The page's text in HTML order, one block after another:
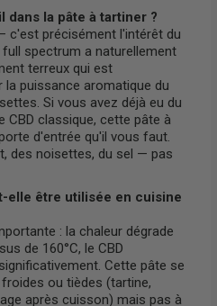
dans la pâte à tartiner ?
c'est précisément l'intérêt du
full spectrum a naturellement
terreux qui est
puissance aromatique du
Si vous avez déjà eu du
CBD classique, cette pâte à
d'entrée qu'il vous faut.
des noisettes, du sel — pas
elle être utilisée en cuisine
: la chaleur dégrade
de 160°C, le CBD
Cette pâte se
ou tièdes (tartine,
après cuisson) mais pas à